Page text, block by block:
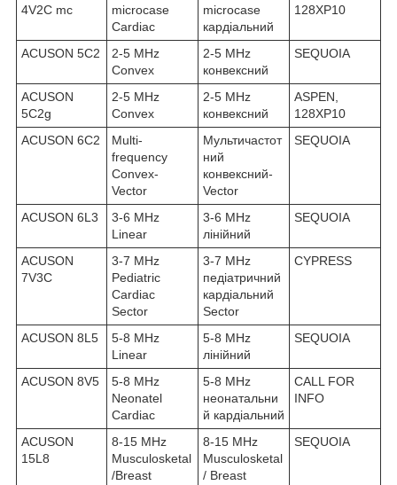
4V2C mc
microcase
Cardiac
microcase
кардіальний
128XP10
ACUSON 5C2
2-5 MHz
Convex
2-5 MHz
конвексний
SEQUOIA
ACUSON
5C2g
2-5 MHz
Convex
2-5 MHz
конвексний
ASPEN,
128XP10
ACUSON 6C2
Multi-
frequency
Convex-
Vector
Мультичастот
ний
конвексний-
Vector
SEQUOIA
ACUSON 6L3
3-6 MHz
Linear
3-6 MHz
лінійний
SEQUOIA
ACUSON
7V3C
3-7 MHz
Pediatric
Cardiac
Sector
3-7 MHz
педіатричний
кардіальний
Sector
CYPRESS
ACUSON 8L5
5-8 MHz
Linear
5-8 MHz
лінійний
SEQUOIA
ACUSON 8V5
5-8 MHz
Neonatel
Cardiac
5-8 MHz
неонатальни
й кардіальний
CALL FOR
INFO
ACUSON
15L8
8-15 MHz
Musculosketal
/Breast
8-15 MHz
Musculosketal
/ Breast
SEQUOIA